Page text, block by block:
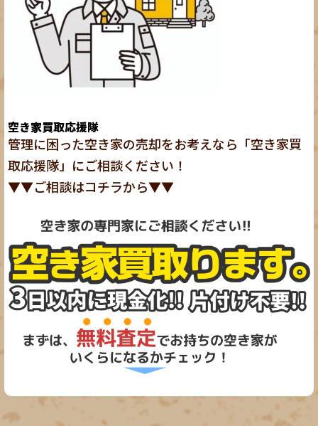
空き家買取応援隊
管理に困った空き家の売却をお考えなら「空き家買
取応援隊」にご相談ください！
▼▼ご相談はコチラから▼▼